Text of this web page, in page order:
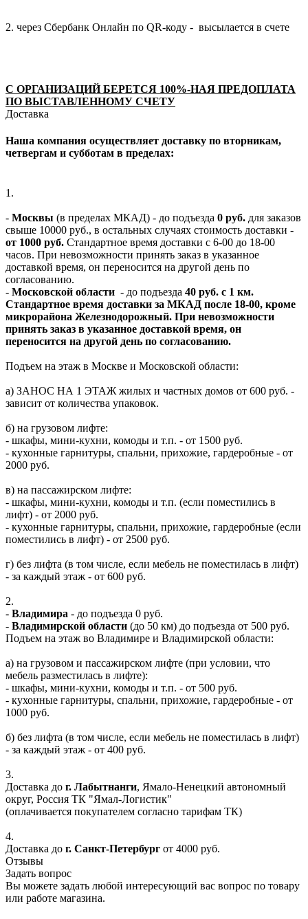
2. через Сбербанк Онлайн по QR-коду - высылается в счете
С ОРГАНИЗАЦИЙ БЕРЕТСЯ 100%-НАЯ ПРЕДОПЛАТА
ПО ВЫСТАВЛЕННОМУ СЧЕТУ
Доставка
Наша компания осуществляет доставку по вторникам,
четвергам и субботам в пределах:
1.
- Москвы (в пределах МКАД) - до подъезда 0 руб. для заказов
свыше 10000 руб., в остальных случаях стоимость доставки -
от 1000 руб. Стандартное время доставки с 6-00 до 18-00
часов. При невозможности принять заказ в указанное
доставкой время, он переносится на другой день по
согласованию.
- Московской области - до подъезда 40 руб. с 1 км.
Стандартное время доставки за МКАД после 18-00, кроме
микрорайона Железнодорожный. При невозможности
принять заказ в указанное доставкой время, он
переносится на другой день по согласованию.
Подъем на этаж в Москве и Московской области:
а) ЗАНОС НА 1 ЭТАЖ жилых и частных домов от 600 руб. -
зависит от количества упаковок.
б) на грузовом лифте:
- шкафы, мини-кухни, комоды и т.п. - от 1500 руб.
- кухонные гарнитуры, спальни, прихожие, гардеробные - от
2000 руб.
в) на пассажирском лифте:
- шкафы, мини-кухни, комоды и т.п. (если поместились в
лифт) - от 2000 руб.
- кухонные гарнитуры, спальни, прихожие, гардеробные (если
поместились в лифт) - от 2500 руб.
г) без лифта (в том числе, если мебель не поместилась в лифт)
- за каждый этаж - от 600 руб.
2.
- Владимира - до подъезда 0 руб.
- Владимирской области (до 50 км) до подъезда от 500 руб.
Подъем на этаж во Владимире и Владимирской области:
а) на грузовом и пассажирском лифте (при условии, что
мебель разместилась в лифте):
- шкафы, мини-кухни, комоды и т.п. - от 500 руб.
- кухонные гарнитуры, спальни, прихожие, гардеробные - от
1000 руб.
б) без лифта (в том числе, если мебель не поместилась в лифт)
- за каждый этаж - от 400 руб.
3.
Доставка до г. Лабытнанги, Ямало-Ненецкий автономный
округ, Россия ТК "Ямал-Логистик"
(оплачивается покупателем согласно тарифам ТК)
4.
Доставка до г. Санкт-Петербург от 4000 руб.
Отзывы
Задать вопрос
Вы можете задать любой интересующий вас вопрос по товару
или работе магазина.